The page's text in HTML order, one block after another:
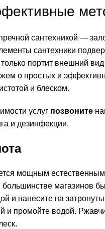
сантехникой —
сантехники
портит внешний
о простых и
и блеском.
услуг позвоните
и дезинфекции.
мощным
магазинов
и нанесите на
и промойте водой.